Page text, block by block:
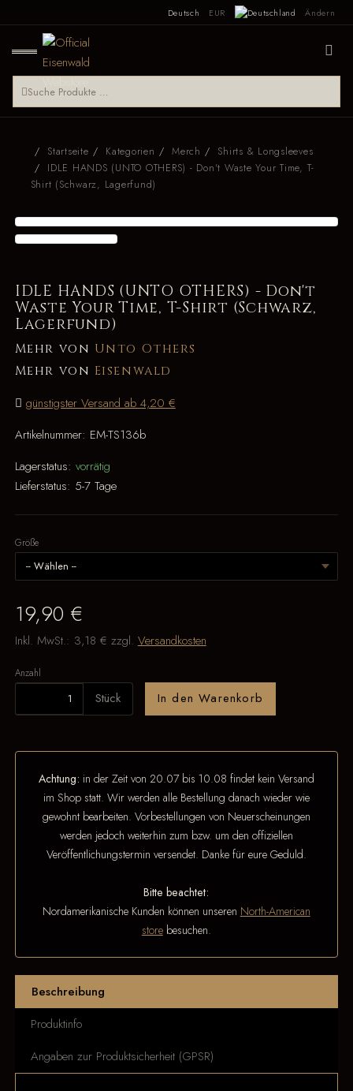
Deutsch EUR Ändern
Startseite Kategorien Merch
Shirts & Longsleeves
IDLE HANDS (UNTO OTHERS) - Don't Waste Your Time, T-
Shirt (Schwarz, Lagerfund)
IDLE HANDS (UNTO OTHERS) - Don't
Waste Your Time, T-Shirt (Schwarz,
Lagerfund)
Mehr von Unto Others
Mehr von Eisenwald
günstigster Versand ab 4,20 €
Artikelnummer: EM-TS136b
Lagerstatus: vorrätig
Lieferstatus: 5-7 Tage
Größe
19,90 €
Inkl. MwSt.: 3,18 € zzgl. Versandkosten
Anzahl
Stück In den Warenkorb
Achtung: in der Zeit von 20.07 bis 10.08 findet kein Versand
im Shop statt. Wir werden alle Bestellung danach wieder wie
gewohnt bearbeiten. Vorbestellungen von Neuerscheinungen
werden jedoch weiterhin zum bzw. um den offiziellen
Veröffentlichungstermin versendet. Danke für eure Geduld.
Bitte beachtet:
Nordamerikanische Kunden können unseren North-American
storebesuchen.
Beschreibung
Produktinfo
Angaben zur Produktsicherheit (GPSR)